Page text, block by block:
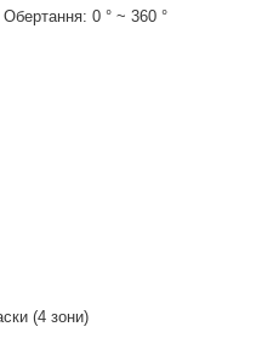
0 ° ~ 360 °
(4 зони)